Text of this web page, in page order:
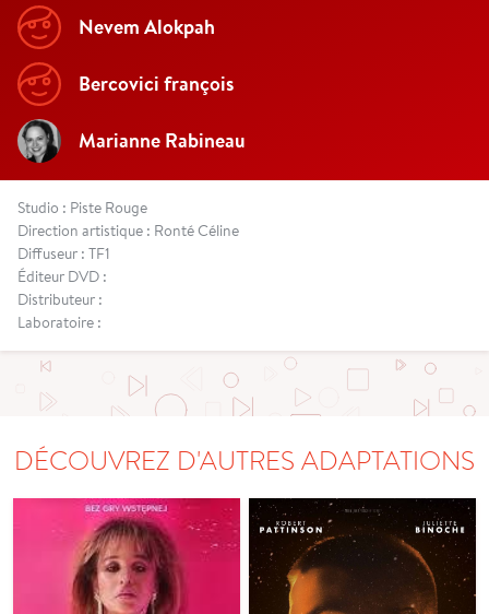
Nevem Alokpah
Bercovici françois
Marianne Rabineau
Studio : Piste Rouge
Direction artistique : Ronté Céline
Diffuseur : TF1
Éditeur DVD :
Distributeur :
Laboratoire :
DÉCOUVREZ D'AUTRES ADAPTATIONS